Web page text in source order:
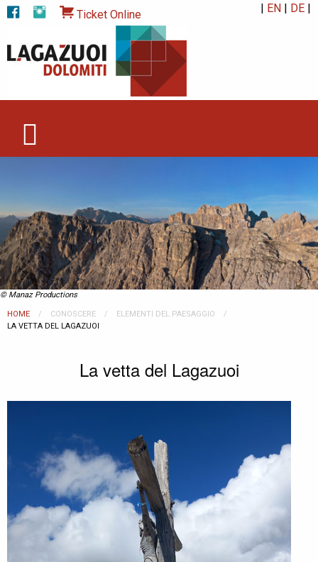
Ticket Online | EN| DE|
© Manaz Productions
HOME CONOSCERE
ELEMENTI DEL PAESAGGIO
CURRENT:
LA VETTA DEL LAGAZUOI
La vetta del Lagazuoi